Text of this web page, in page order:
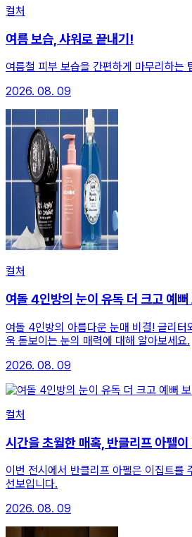
컬처
여름 보습, 샤워로 끝내기!
여름철 피부 보습을 간편하게 마무리하는
2026. 08. 09
컬처
여돌 4인방의 눈이 유독 더 크고 예
여돌 4인방의 아름다운 눈매 비결! 글리터
욱 돋보이는 눈의 매력에 대해 알아보세요.
2026. 08. 09
컬처
시간을 초월한 매혹, 반클리프 아펠
이번 전시에서 반클리프 아펠은 이집트를
선보입니다.
2026. 08. 09